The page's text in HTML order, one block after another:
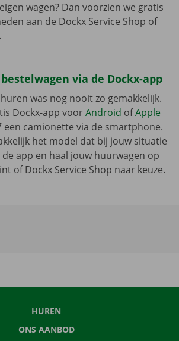
wagen? Dan voorzien we gratis
aan de Dockx Service Shop of
via de Dockx-app
was nog nooit zo gemakkelijk.
Dockx-app voorAndroid ofApple
een camionette via de smartphone.
het model dat bij jouw situatie
de app en haal jouw huurwagen op
of Dockx Service Shop naar keuze.
HUREN
ONS AANBOD